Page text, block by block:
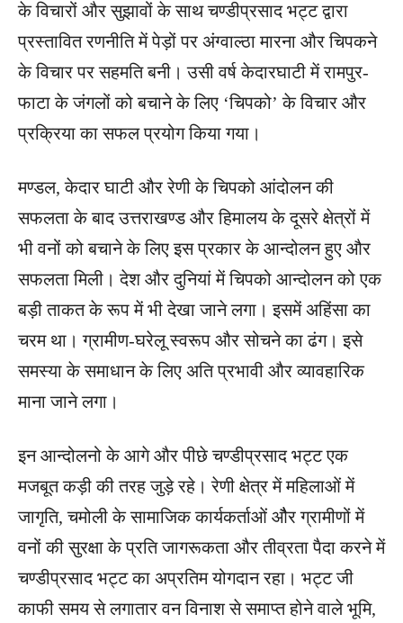
के विचारों और सुझावों के साथ चण्डीप्रसाद भट्ट द्वारा
प्रस्तावित रणनीति में पेड़ों पर अंग्वाल्ठा मारना और चिपकने
के विचार पर सहमति बनी। उसी वर्ष केदारघाटी में रामपुर-
फाटा के जंगलों को बचाने के लिए ‘चिपको’ के विचार और
प्रक्रिया का सफल प्रयोग किया गया।
मण्डल, केदार घाटी और रेणी के चिपको आंदोलन की
सफलता के बाद उत्तराखण्ड और हिमालय के दूसरे क्षेत्रों में
भी वनों को बचाने के लिए इस प्रकार के आन्दोलन हुए और
सफलता मिली। देश और दुनियां में चिपको आन्दोलन को एक
बड़ी ताकत के रूप में भी देखा जाने लगा। इसमें अहिंसा का
चरम था। ग्रामीण-घरेलू स्वरूप और सोचने का ढंग। इसे
समस्या के समाधान के लिए अति प्रभावी और व्यावहारिक
माना जाने लगा।
इन आन्दोलनो के आगे और पीछे चण्डीप्रसाद भट्ट एक
मजबूत कड़ी की तरह जुड़े रहे। रेणी क्षेत्र में महिलाओं में
जागृति, चमोली के सामाजिक कार्यकर्ताओं औैर ग्रामीणों में
वनों की सुरक्षा के प्रति जागरूकता और तीव्रता पैदा करने में
चण्डीप्रसाद भट्ट का अप्रतिम योगदान रहा। भट्ट जी
काफी समय से लगातार वन विनाश से समाप्त होने वाले भूमि,